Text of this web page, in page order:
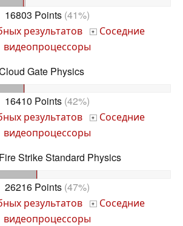
16803 Points (41%)
результатов + Соседние
видеопроцессоры
Gate Physics
16410 Points (42%)
результатов + Соседние
видеопроцессоры
Strike Standard Physics
26216 Points (47%)
результатов + Соседние
видеопроцессоры